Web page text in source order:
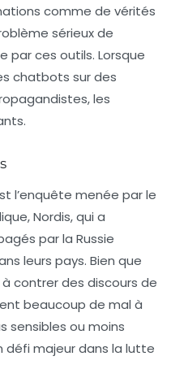
comme de vérités
sérieux de
par ces outils. Lorsque
chatbots sur des
les
l’enquête menée par le
Nordis, qui a
par la Russie
leurs pays. Bien que
contrer des discours de
beaucoup de mal à
sensibles ou moins
défi majeur dans la lutte